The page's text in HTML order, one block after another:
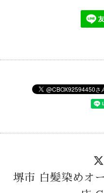
堺市 白髪染めオ